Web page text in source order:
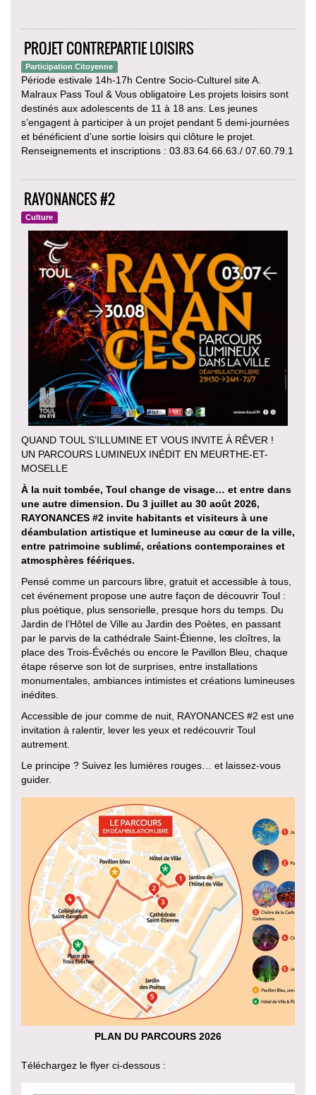
PROJET CONTREPARTIE LOISIRS
Participation Citoyenne
Période estivale 14h-17h Centre Socio-Culturel site A.
Malraux Pass Toul & Vous obligatoire Les projets loisirs sont
destinés aux adolescents de 11 à 18 ans. Les jeunes
s’engagent à participer à un projet pendant 5 demi-journées
et bénéficient d’une sortie loisirs qui clôture le projet.
Renseignements et inscriptions : 03.83.64.66.63./ 07.60.79.1
RAYONANCES #2
Culture
QUAND TOUL S’ILLUMINE ET VOUS INVITE À RÊVER !
UN PARCOURS LUMINEUX INÉDIT EN MEURTHE-ET-
MOSELLE
À la nuit tombée, Toul change de visage… et entre dans
une autre dimension. Du 3 juillet au 30 août 2026,
RAYONANCES #2 invite habitants et visiteurs à une
déambulation artistique et lumineuse au cœur de la ville,
entre patrimoine sublimé, créations contemporaines et
atmosphères féériques.
Pensé comme un parcours libre, gratuit et accessible à tous,
cet événement propose une autre façon de découvrir Toul :
plus poétique, plus sensorielle, presque hors du temps. Du
Jardin de l’Hôtel de Ville au Jardin des Poètes, en passant
par le parvis de la cathédrale Saint-Étienne, les cloîtres, la
place des Trois-Évêchés ou encore le Pavillon Bleu, chaque
étape réserve son lot de surprises, entre installations
monumentales, ambiances intimistes et créations lumineuses
inédites.
Accessible de jour comme de nuit, RAYONANCES #2 est une
invitation à ralentir, lever les yeux et redécouvrir Toul
autrement.
Le principe ? Suivez les lumières rouges… et laissez-vous
guider.
PLAN DU PARCOURS 2026
Téléchargez le flyer ci-dessous :